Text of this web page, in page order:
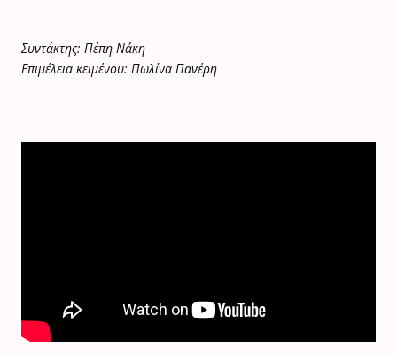
Συντάκτης: Πέπη Νάκη
Επιμέλεια κειμένου: Πωλίνα Πανέρη